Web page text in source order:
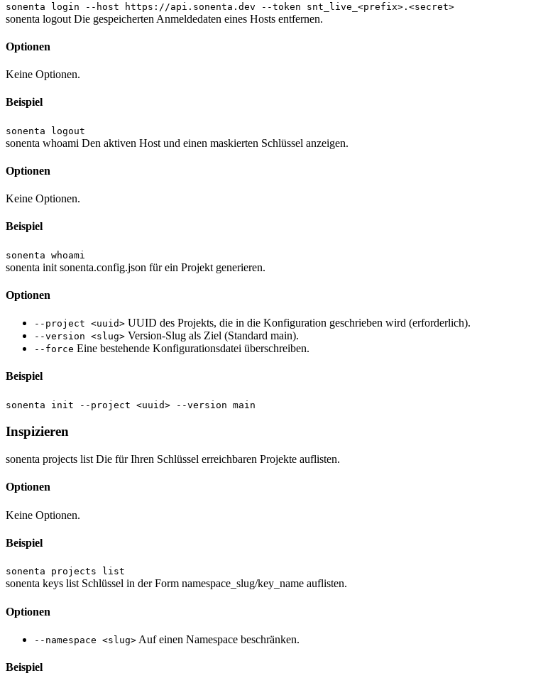
sonenta login --host https://api.sonenta.dev --token snt_live_<prefix>.<secret>
sonenta logout Die gespeicherten Anmeldedaten eines Hosts entfernen.
Optionen
Keine Optionen.
Beispiel
sonenta logout
sonenta whoami Den aktiven Host und einen maskierten Schlüssel anzeigen.
Optionen
Keine Optionen.
Beispiel
sonenta whoami
sonenta init sonenta.config.json für ein Projekt generieren.
Optionen
--project <uuid> UUID des Projekts, die in die Konfiguration geschrieben wird (erforderlich).
--version <slug> Version-Slug als Ziel (Standard main).
--force Eine bestehende Konfigurationsdatei überschreiben.
Beispiel
sonenta init --project <uuid> --version main
Inspizieren
sonenta projects list Die für Ihren Schlüssel erreichbaren Projekte auflisten.
Optionen
Keine Optionen.
Beispiel
sonenta projects list
sonenta keys list Schlüssel in der Form namespace_slug/key_name auflisten.
Optionen
--namespace <slug> Auf einen Namespace beschränken.
Beispiel